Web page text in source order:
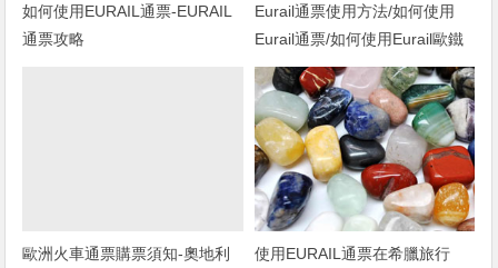
如何使用EURAIL通票-EURAIL
通票攻略
Eurail通票使用方法/如何使用
Eurail通票/如何使用Eurail歐鐵
列車通票
歐洲火車通票購票須知-奧地利
使用EURAIL通票在希臘旅行